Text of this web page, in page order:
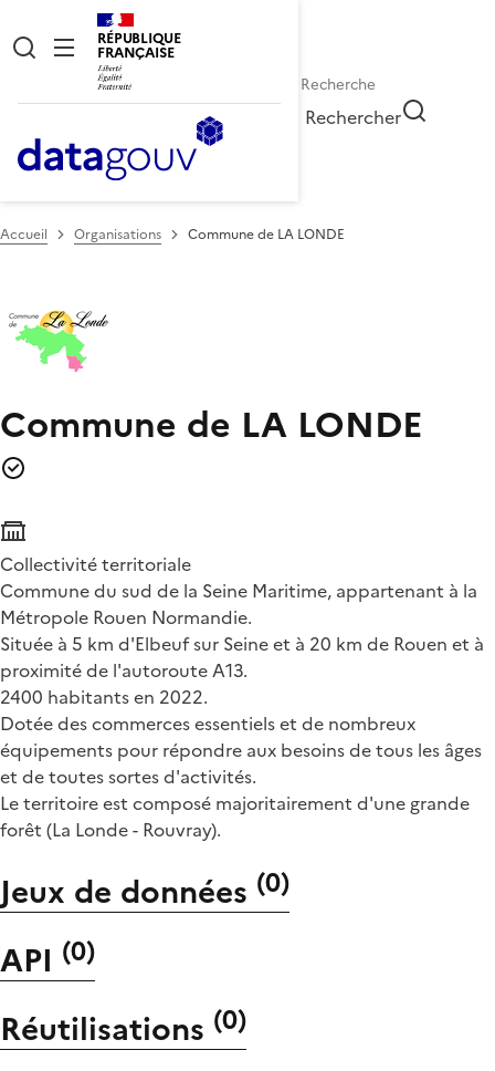
RÉPUBLIQUE
FRANÇAISE
Rechercher
Accueil Organisations Commune de LA LONDE
Commune de LA LONDE
Collectivité territoriale
Commune du sud de la Seine Maritime, appartenant à la
Métropole Rouen Normandie.
Située à 5 km d'Elbeuf sur Seine et à 20 km de Rouen et à
proximité de l'autoroute A13.
2400 habitants en 2022.
Dotée des commerces essentiels et de nombreux
équipements pour répondre aux besoins de tous les âges
et de toutes sortes d'activités.
Le territoire est composé majoritairement d'une grande
forêt (La Londe - Rouvray).
Jeux de données (0)
API (0)
Réutilisations (0)